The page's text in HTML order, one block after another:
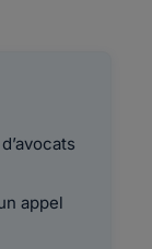
appel